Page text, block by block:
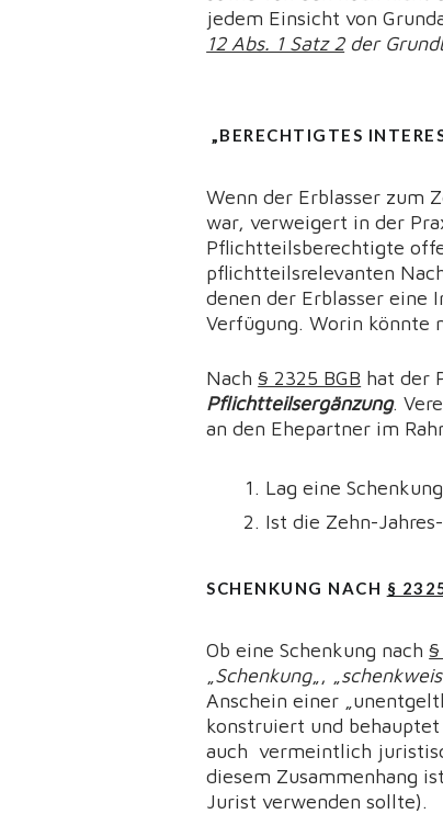
jedem Einsicht von
12 Abs. 1 Satz 2der
„BERECHTIGTES
Wenn der Erblasser zum
war, verweigert in der
Pflichtteilsberechtigte
pflichtteilsrelevanten
denen der Erblasser eine
Verfügung. Worin könnte
Nach§ 2325 BGB hat der
Pflichtteilsergänzung.
an den Ehepartner im
Lag eine
Ist die Zehn-
SCHENKUNG NACH §
Ob eine Schenkung nach
Schenkung„, „
Anschein einer
konstruiert und
auch vermeintlich
diesem Zusammenhang
Jurist verwenden sollte).